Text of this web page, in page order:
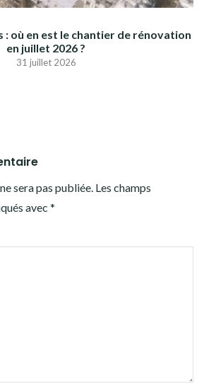
: où en est le chantier de rénovation
en juillet 2026 ?
31 juillet 2026
sera pas publiée. Les champs
avec *